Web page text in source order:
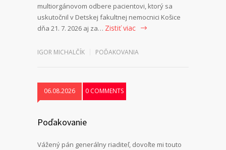
multiorgánovom odbere pacientovi, ktorý sa
uskutočnil v Detskej fakultnej nemocnici Košice
dňa 21. 7. 2026 aj za… Zistiť viac
IGOR MICHALČÍK POĎAKOVANIA
06.08.2026 0 COMMENTS
Poďakovanie
Vážený pán generálny riaditeľ, dovoľte mi touto